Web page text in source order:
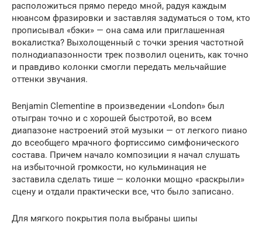
расположиться прямо передо мной, радуя каждым
нюансом фразировки и заставляя задуматься о том, кто
прописывал «бэки» — она сама или приглашенная
вокалистка? Выхолощенный с точки зрения частотной
полнодиапазонности трек позволил оценить, как точно
и правдиво колонки смогли передать мельчайшие
оттенки звучания.
Benjamin Clementine в произведении «London» был
отыгран точно и с хорошей быстротой, во всем
диапазоне настроений этой музыки — от легкого пиано
до всеобщего мрачного фортиссимо симфонического
состава. Причем начало композиции я начал слушать
на избыточной громкости, но кульминация не
заставила сделать тише — колонки мощно «раскрыли»
сцену и отдали практически все, что было записано.
Для мягкого покрытия пола выбраны шипы